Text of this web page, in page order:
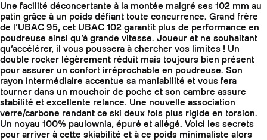
Une facilité déconcertante à la montée malgré ses 102 mm au
patin grâce à un poids défiant toute concurrence. Grand frère
de l’UBAC 95, cet UBAC 102 garantit plus de performance en
poudreuse ainsi qu’à grande vitesse. Joueur et ne souhaitant
qu’accélérer, il vous poussera à chercher vos limites ! Un
double rocker légèrement réduit mais toujours bien présent
pour assurer un confort irréprochable en poudreuse. Son
rayon intermédiaire accentue sa maniabilité et vous fera
tourner dans un mouchoir de poche et son cambre assure
stabilité et excellente relance. Une nouvelle association
verre/carbone rendant ce ski deux fois plus rigide en torsion.
Un noyau 100% paulownia, épuré et allégé. Voici les secrets
pour arriver à cette skiabilité et à ce poids minimaliste alors